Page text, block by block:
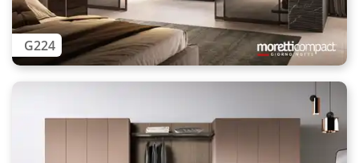
G224